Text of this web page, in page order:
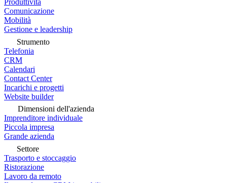
Produttività
Comunicazione
Mobilità
Gestione e leadership
Strumento
Telefonia
CRM
Calendari
Contact Center
Incarichi e progetti
Website builder
Dimensioni dell'azienda
Imprenditore individuale
Piccola impresa
Grande azienda
Settore
Trasporto e stoccaggio
Ristorazione
Lavoro da remoto